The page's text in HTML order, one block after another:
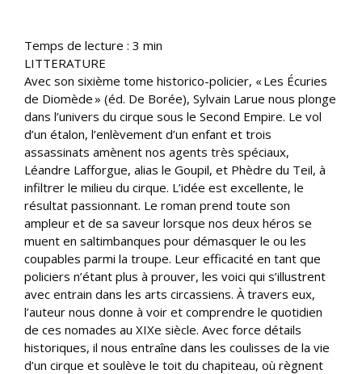
Temps de lecture : 3 min
LITTERATURE
Avec son sixième tome historico-policier, « Les Écuries
de Diomède » (éd. De Borée), Sylvain Larue nous plonge
dans l’univers du cirque sous le Second Empire. Le vol
d’un étalon, l’enlèvement d’un enfant et trois
assassinats amènent nos agents très spéciaux,
Léandre Lafforgue, alias le Goupil, et Phèdre du Teil, à
infiltrer le milieu du cirque. L’idée est excellente, le
résultat passionnant. Le roman prend toute son
ampleur et de sa saveur lorsque nos deux héros se
muent en saltimbanques pour démasquer le ou les
coupables parmi la troupe. Leur efficacité en tant que
policiers n’étant plus à prouver, les voici qui s’illustrent
avec entrain dans les arts circassiens. À travers eux,
l’auteur nous donne à voir et comprendre le quotidien
de ces nomades au XIXe siècle. Avec force détails
historiques, il nous entraîne dans les coulisses de la vie
d’un cirque et soulève le toit du chapiteau, où règnent